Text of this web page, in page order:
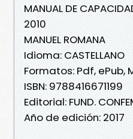
MANUAL DE
2010
MANUEL ROMANA
Idioma: CASTELLANO
Formatos: Pdf, ePub,
ISBN: 9788416671199
Editorial: FUND.
Año de edición: 2017